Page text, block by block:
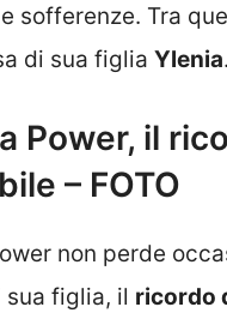
sofferenze. Tra
di sua figlia Ylenia.
Power, il
– FOTO
non perde
sua figlia, il ricordo